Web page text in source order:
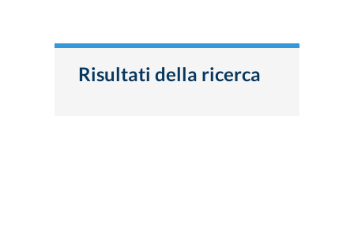
Risultati della ricerca